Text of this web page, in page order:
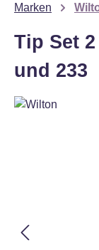
Marken
Tip Set
und 233